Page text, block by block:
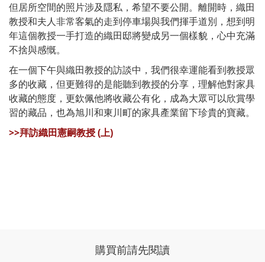
但居所空間的照片涉及隱私，希望不要公開。離開時，織田
教授和夫人非常客氣的走到停車場與我們揮手道別，想到明
年這個教授一手打造的織田邸將變成另一個樣貌，心中充滿
不捨與感慨。
在一個下午與織田教授的訪談中，我們很幸運能看到教授眾
多的收藏，但更難得的是能聽到教授的分享，理解他對家具
收藏的態度，更欽佩他將收藏公有化，成為大眾可以欣賞學
習的藏品，也為旭川和東川町的家具產業留下珍貴的寶藏。
>>拜訪織田憲嗣教授 (上)
購買前請先閱讀